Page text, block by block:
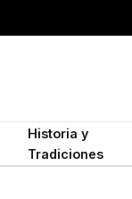
Historia y
Tradiciones